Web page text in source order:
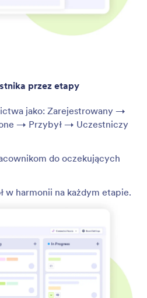
przez etapy
jako: Zarejestrowany →
→ Przybył → Uczestniczy
do oczekujących
w harmonii na każdym etapie.